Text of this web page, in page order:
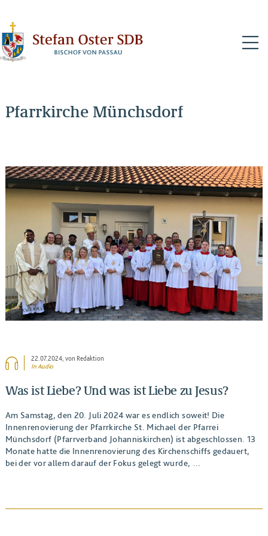
Pfarrkirche Münchsdorf
22.07.2024, von Redaktion
In Audio
Was ist Liebe? Und was ist Liebe zu Jesus?
Am Samstag, den 20. Juli 2024 war es endlich soweit! Die
Innenrenovierung der Pfarrkirche St. Michael der Pfarrei
Münchsdorf (Pfarrverband Johanniskirchen) ist abgeschlossen. 13
Monate hatte die Innenrenovierung des Kirchenschiffs gedauert,
bei der vor allem darauf der Fokus gelegt wurde, …